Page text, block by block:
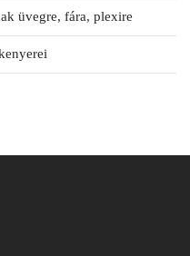
üvegre, fára, plexire